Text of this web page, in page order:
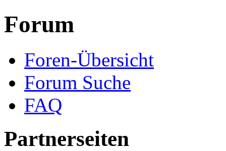
Forum
Foren-Übersicht
Forum Suche
FAQ
Partnerseiten